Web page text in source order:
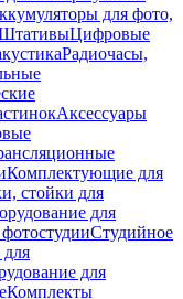
для фото,
Цифровые
Радиочасы,
Аксессуары
Комплектующие для
стойки для
для
Студийное
для
Комплекты